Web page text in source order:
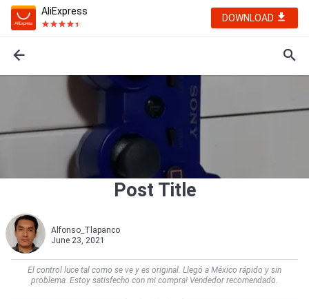
AliExpress
DOWNLOAD
Post Title
Alfonso_Tlapanco
June 23, 2021
El control luce tal como se ve y es original. Llegó a México rápido y sin
problema. Estoy satisfecho con mi compra! Vendedor recomendado.